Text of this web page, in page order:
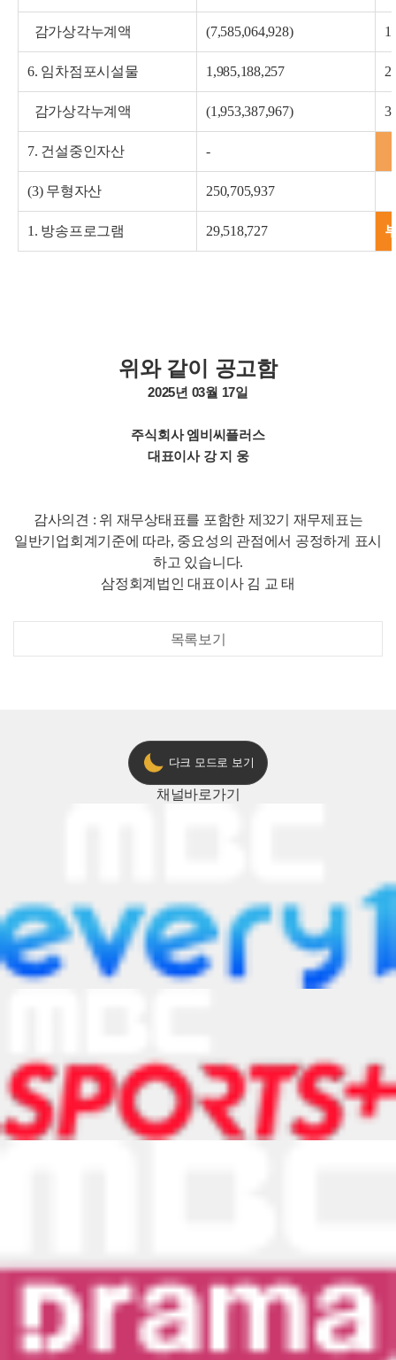
감가상각누계액 (7,585,064,928)
6. 임차점포시설물 1,985,188,257
감가상각누계액 (1,953,387,967)
7. 건설중인자산 -
(3) 무형자산 250,705,937
1. 방송프로그램 29,518,727
위와 같이 공고함
2025년 03월 17일
주식회사 엠비씨플러스
대표이사 강 지 웅
감사의견 : 위 재무상태표를 포함한 제32기 재무제표는
일반기업회계기준에 따라, 중요성의 관점에서 공정하게 표시
하고 있습니다.
삼정회계법인 대표이사 김 교 태
목록보기
다크 모드로 보기
채널바로가기